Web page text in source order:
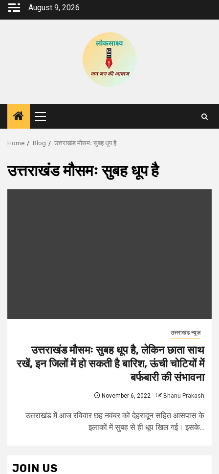
Skip
August 9, 2026
Primary
Menu
Home Blog उत्तराखंड मौसमः सुबह धूप है
उत्तराखंड मौसमः सुबह धूप है
उत्तराखंड न्यूज़
उत्तराखंड मौसमः सुबह धूप है, लेकिन छाता साथ
रखें, इन जिलों में हो सकती है बारिश, ऊंची चोटियों में
बर्फबारी की संभावना
November 6, 2022 Bhanu Prakash
उत्तराखंड में आज रविवार छह नवंबर को देहरादून सहित आसपास के
इलाकों में सुबह से ही धूप खिल गई। इसके...
JOIN US